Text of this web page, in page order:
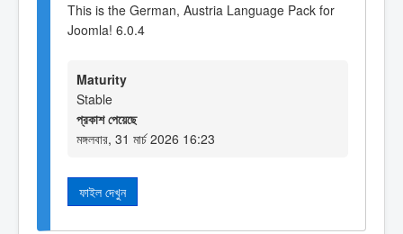
This is the German, Austria Language Pack for
Joomla! 6.0.4
Maturity
Stable
প্রকাশ পেয়েছে
মঙ্গলবার, 31 মার্চ 2026 16:23
ফাইল দেখুন